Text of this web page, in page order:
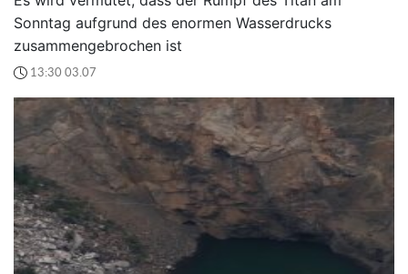
Sonntag aufgrund des enormen Wasserdrucks
zusammengebrochen ist
13:30 03.07